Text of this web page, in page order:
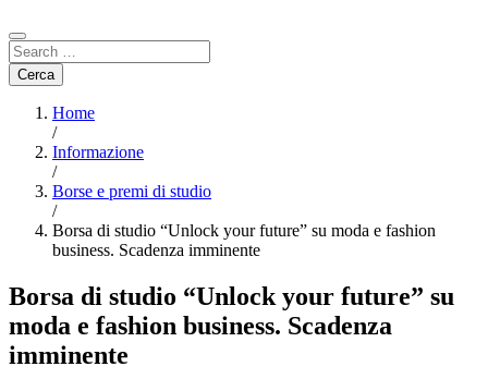
Home
/
Informazione
/
Borse e premi di studio
/
Borsa di studio “Unlock your future” su moda e fashion
business. Scadenza imminente
Borsa di studio “Unlock your future” su
moda e fashion business. Scadenza
imminente